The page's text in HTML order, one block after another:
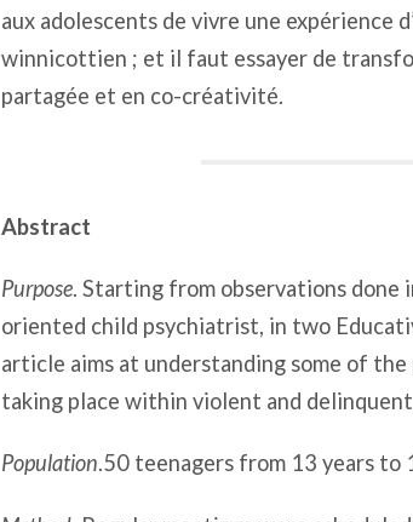
aux adolescents de vivre une expérience
winnicottien ; et il faut essayer de
partagée et en co-créativité.
Abstract
Purpose. Starting from observations done
oriented child psychiatrist, in two
article aims at understanding some of
taking place within violent and
Population.50 teenagers from 13 years to